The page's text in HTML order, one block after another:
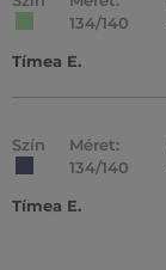
134/140
Tímea E.
Szín
Méret:
134/140
Tímea E.